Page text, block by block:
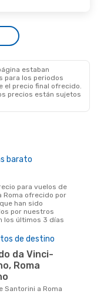
estaban
para los periodos
el precio final ofrecido.
precios están sujetos
barato
Roma ofrecido por
han sido
por nuestros
los últimos 3 días
de destino
Roma
Santorini a Roma